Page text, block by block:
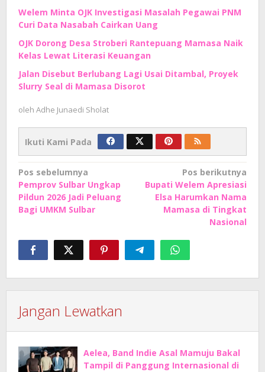
Welem Minta OJK Investigasi Masalah Pegawai PNM
Curi Data Nasabah Cairkan Uang
OJK Dorong Desa Stroberi Rantepuang Mamasa Naik
Kelas Lewat Literasi Keuangan
Jalan Disebut Berlubang Lagi Usai Ditambal, Proyek
Slurry Seal di Mamasa Disorot
oleh Adhe Junaedi Sholat
Ikuti Kami Pada
Navigasi
pos
Pos sebelumnya
Pemprov Sulbar Ungkap
Pildun 2026 Jadi Peluang
Bagi UMKM Sulbar
Pos berikutnya
Bupati Welem Apresiasi
Elsa Harumkan Nama
Mamasa di Tingkat
Nasional
Jangan Lewatkan
Aelea, Band Indie Asal Mamuju Bakal
Tampil di Panggung Internasional di